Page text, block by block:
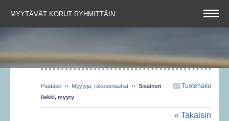
MYYTÄVÄT KORUT RYHMITTÄIN
Tuotehaku
Päätaso ›› Myytyjä, rukousnauhat ›› Sisäinen
liekki, myyty
« Takaisin